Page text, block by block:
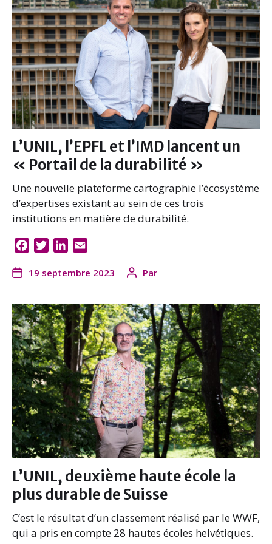
L’UNIL, l’EPFL et l’IMD lancent un
« Portail de la durabilité »
Une nouvelle plateforme cartographie l’écosystème
d’expertises existant au sein de ces trois
institutions en matière de durabilité.
c
b
o
o
k
i
t
e
r
n
e
d
I
n
a
l
19 septembre 2023 Par
L’UNIL, deuxième haute école la
plus durable de Suisse
C’est le résultat d’un classement réalisé par le WWF,
qui a pris en compte 28 hautes écoles helvétiques.